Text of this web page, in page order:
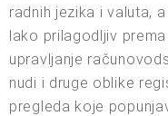
radnih jezika i valuta,
lako prilagodljiv
upravljanje
nudi i druge oblike
pregleda koje